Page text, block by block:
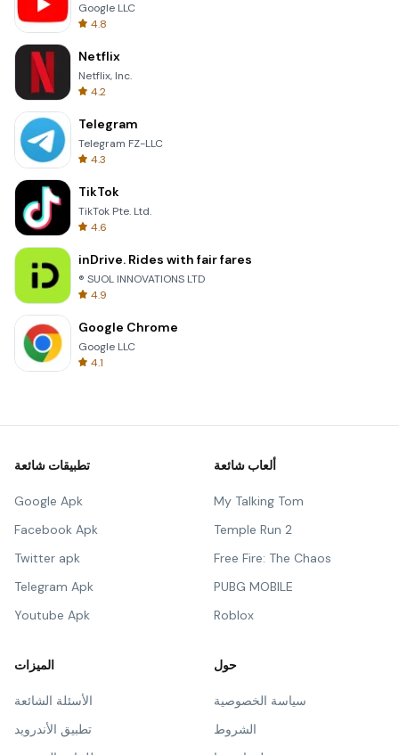
Google LLC
4.8
Netflix
Netflix, Inc.
4.2
Telegram
Telegram FZ-LLC
4.3
TikTok
TikTok Pte. Ltd.
4.6
inDrive. Rides with fair fares
® SUOL INNOVATIONS LTD
4.9
Google Chrome
Google LLC
4.1
تطبيقات شائعة
Google Apk
Facebook Apk
Twitter apk
Telegram Apk
Youtube Apk
ألعاب شائعة
My Talking Tom
Temple Run 2
Free Fire: The Chaos
PUBG MOBILE
Roblox
الميزات
الأسئلة الشائعة
تطبيق الأندرويد
حول
سياسة الخصوصية
الشروط